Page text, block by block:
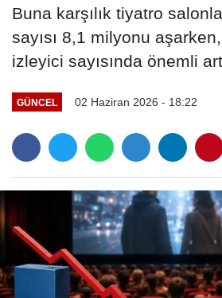
Buna karşılık tiyatro
sayısı 8,1 milyonu
izleyici sayısında önemli
GÜNCEL 02 Haziran 2026 - 18:22